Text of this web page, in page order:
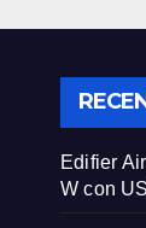
Edifier
W con